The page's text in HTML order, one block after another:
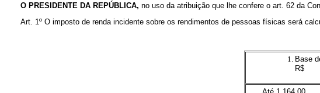
O PRESIDENTE DA REPÚBLICA, no uso da atribuição que lhe confere o art. 62 da
Art. 1º O imposto de renda incidente sobre os rendimentos de pessoas físicas será
Base
R$